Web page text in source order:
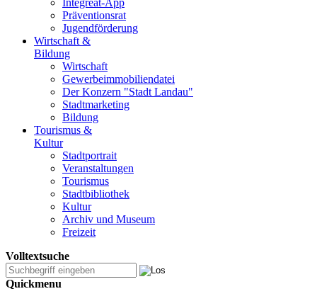
Integreat-App
Präventionsrat
Jugendförderung
Wirtschaft &
Bildung
Wirtschaft
Gewerbeimmobiliendatei
Der Konzern "Stadt Landau"
Stadtmarketing
Bildung
Tourismus &
Kultur
Stadtportrait
Veranstaltungen
Tourismus
Stadtbibliothek
Kultur
Archiv und Museum
Freizeit
Volltextsuche
Quickmenu